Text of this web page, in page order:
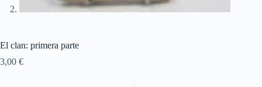
El clan: primera parte
3,00 €